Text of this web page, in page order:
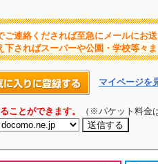
ご連絡くだされば至急にメールにお
下さればスーパーや公園・学校等々
マイページを
ことができます。
（※パケット料金